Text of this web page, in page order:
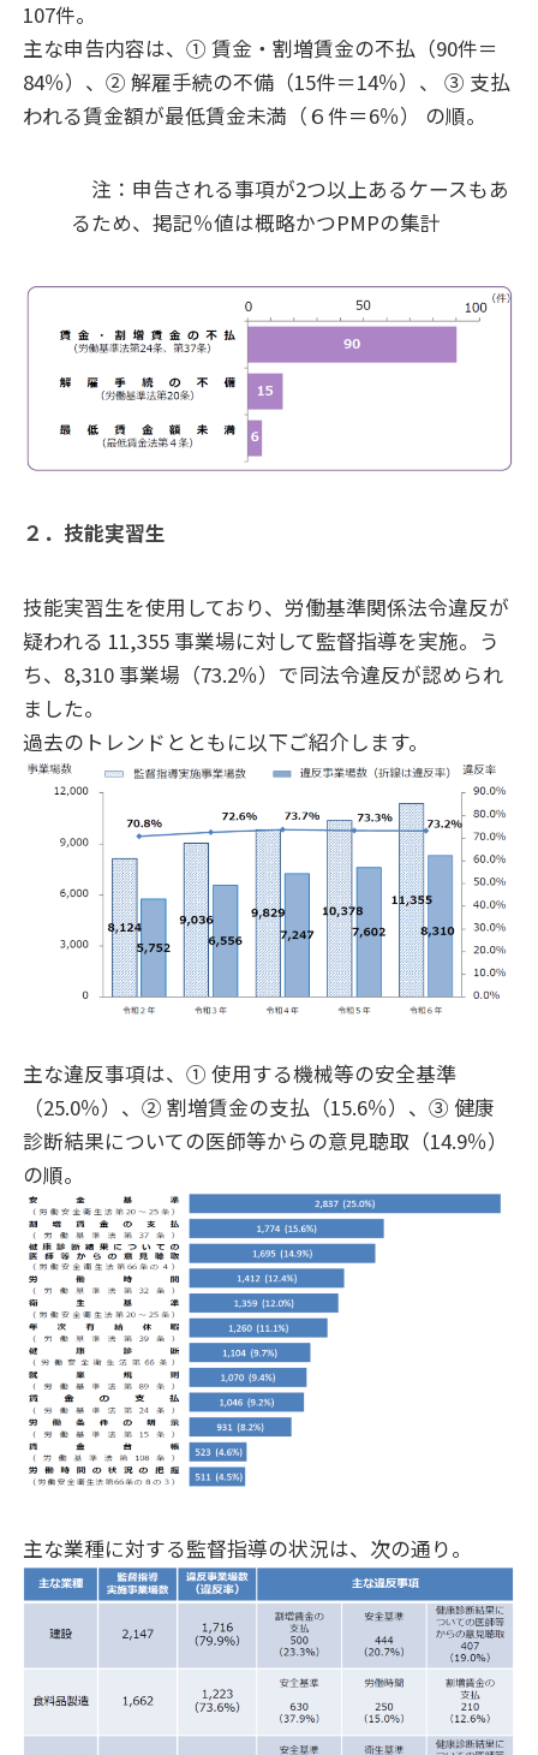
107件。
主な申告内容は、① 賃金・割増賃金の不払（90件＝
84％）、② 解雇手続の不備（15件＝14％）、 ③ 支払
われる賃金額が最低賃金未満（６件＝6％） の順。
注：申告される事項が2つ以上あるケースもあ
るため、掲記％値は概略かつPMPの集計
２．技能実習生
技能実習生を使用しており、労働基準関係法令違反が
疑われる 11,355 事業場に対して監督指導を実施。う
ち、8,310 事業場（73.2％）で同法令違反が認められ
ました。
過去のトレンドとともに以下ご紹介します。
主な違反事項は、① 使用する機械等の安全基準
（25.0％）、② 割増賃金の支払（15.6％）、③ 健康
診断結果についての医師等からの意見聴取（14.9％）
の順。
主な業種に対する監督指導の状況は、次の通り。